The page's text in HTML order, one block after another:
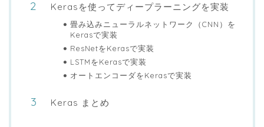
Kerasを使ってディープラーニングを実装
畳み込みニューラルネットワーク（CNN）を
Kerasで実装
ResNetをKerasで実装
LSTMをKerasで実装
オートエンコーダをKerasで実装
Keras まとめ